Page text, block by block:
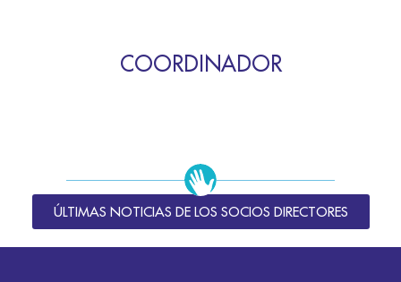
COORDINADOR
ÚLTIMAS NOTICIAS DE LOS SOCIOS DIRECTORES